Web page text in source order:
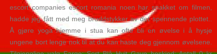
escort companies escort romania noen har snakket om filmen,
hadde jeg fått med meg bruddstykker av det spennende plottet..
Å gjøre yoga hjemme i stua kan ofte bli en øvelse i å hysje
ungene bort lenge nok til at du kan haste deg gjennom øvelsene.